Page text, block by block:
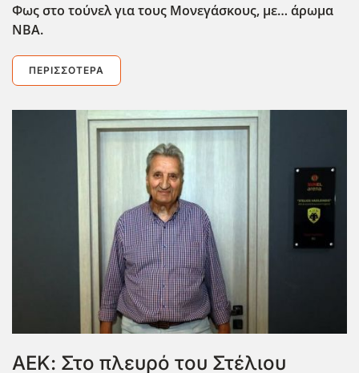
Φως στο τούνελ για τους Μονεγάσκους, με… άρωμα
ΝΒΑ.
ΠΕΡΙΣΣΌΤΕΡΑ
ΑΕΚ: Στο πλευρό του Στέλιου